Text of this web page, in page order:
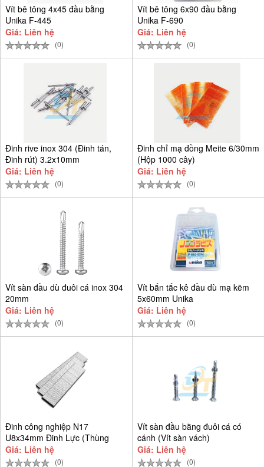
Vít bê tông 4x45 đầu bằng
Unika F-445
Giá: Liên hệ
(0)
Vít bê tông 6x90 đầu bằng
Unika F-690
Giá: Liên hệ
(0)
Đinh rive inox 304 (Đinh tán,
Đinh rút) 3.2x10mm
Giá: Liên hệ
(0)
Đinh chỉ mạ đồng Meite 6/30mm
(Hộp 1000 cây)
Giá: Liên hệ
(0)
Vít sàn đầu dù đuôi cá inox 304
20mm
Giá: Liên hệ
(0)
Vít bắn tắc kê đầu dù mạ kẽm
5x60mm Unika
Giá: Liên hệ
(0)
Đinh công nghiệp N17
U8x34mm Đinh Lực (Thùng
9.384 cây)
Giá: Liên hệ
(0)
Vít sàn đầu bằng đuôi cá có
cánh (Vít sàn vách)
Giá: Liên hệ
(0)